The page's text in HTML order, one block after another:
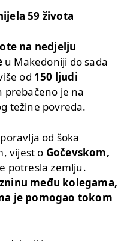
59 života
na nedjelju
u Makedoniji do sada
od 150 ljudi
prebačeno je na
težine povreda.
od šoka
vijest o Gočevskom,
potresla zemlju.
među kolegama,
je pomogao tokom